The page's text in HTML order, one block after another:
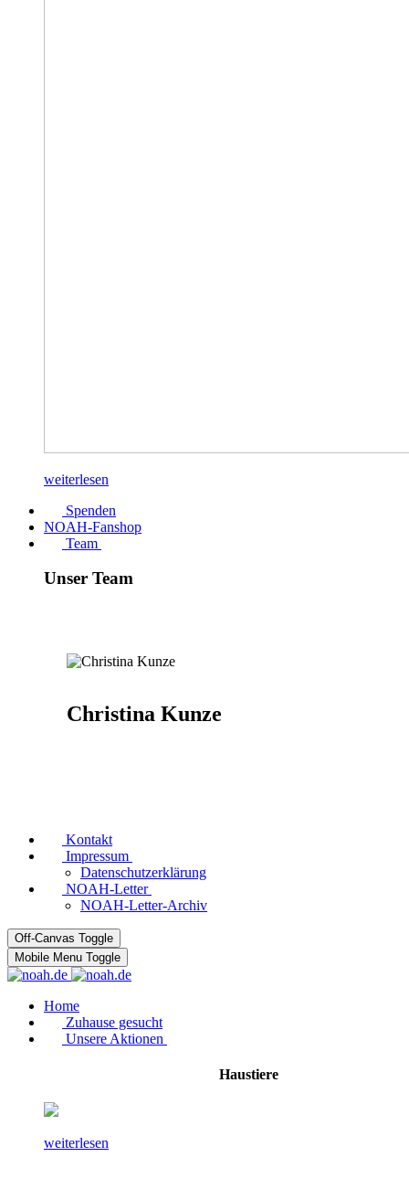
weiterlesen
Spenden
NOAH-Fanshop
Team
Unser Team
Christina Kunze
Kontakt
Impressum
Datenschutzerklärung
NOAH-Letter
NOAH-Letter-Archiv
Off-Canvas Toggle
Mobile Menu Toggle
Home
Zuhause gesucht
Unsere Aktionen
Haustiere
weiterlesen